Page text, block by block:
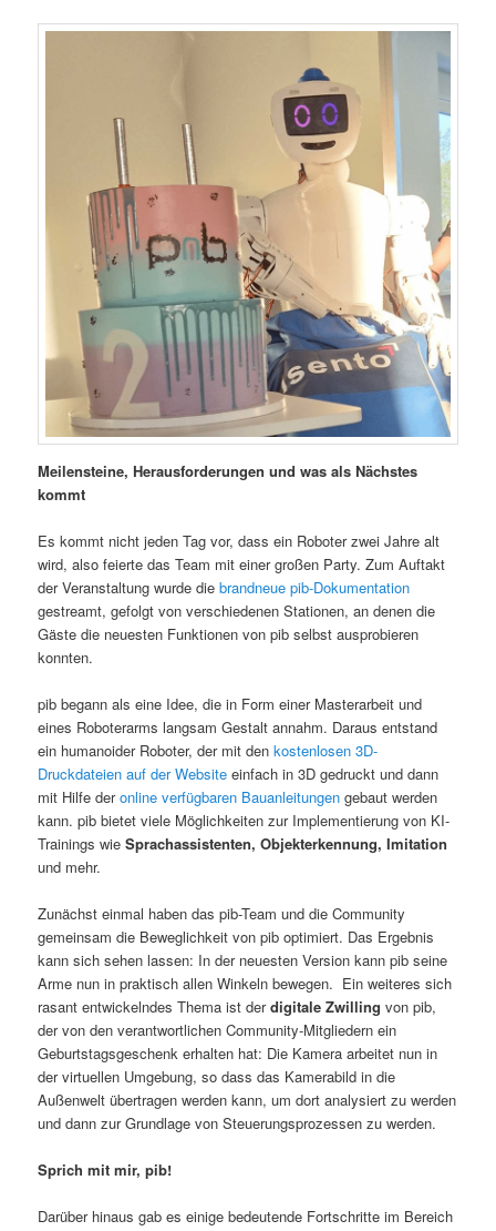
Meilensteine, Herausforderungen und was als Nächstes
kommt
Es kommt nicht jeden Tag vor, dass ein Roboter zwei Jahre alt
wird, also feierte das Team mit einer großen Party. Zum Auftakt
der Veranstaltung wurde diebrandneue pib-Dokumentation
gestreamt, gefolgt von verschiedenen Stationen, an denen die
Gäste die neuesten Funktionen von pib selbst ausprobieren
konnten.
pib begann als eine Idee, die in Form einer Masterarbeit und
eines Roboterarms langsam Gestalt annahm. Daraus entstand
ein humanoider Roboter, der mit denkostenlosen 3D-
Druckdateien auf der Website einfach in 3D gedruckt und dann
mit Hilfe deronline verfügbaren Bauanleitungen gebaut werden
kann. pib bietet viele Möglichkeiten zur Implementierung von KI-
Trainings wieSprachassistenten, Objekterkennung, Imitation
und mehr.
Zunächst einmal haben das pib-Team und die Community
gemeinsam die Beweglichkeit von pib optimiert. Das Ergebnis
kann sich sehen lassen: In der neuesten Version kann pib seine
Arme nun in praktisch allen Winkeln bewegen. Ein weiteres sich
rasant entwickelndes Thema ist derdigitale Zwilling von pib,
der von den verantwortlichen Community-Mitgliedern ein
Geburtstagsgeschenk erhalten hat: Die Kamera arbeitet nun in
der virtuellen Umgebung, so dass das Kamerabild in die
Außenwelt übertragen werden kann, um dort analysiert zu werden
und dann zur Grundlage von Steuerungsprozessen zu werden.
Sprich mit mir, pib!
Darüber hinaus gab es einige bedeutende Fortschritte im Bereich